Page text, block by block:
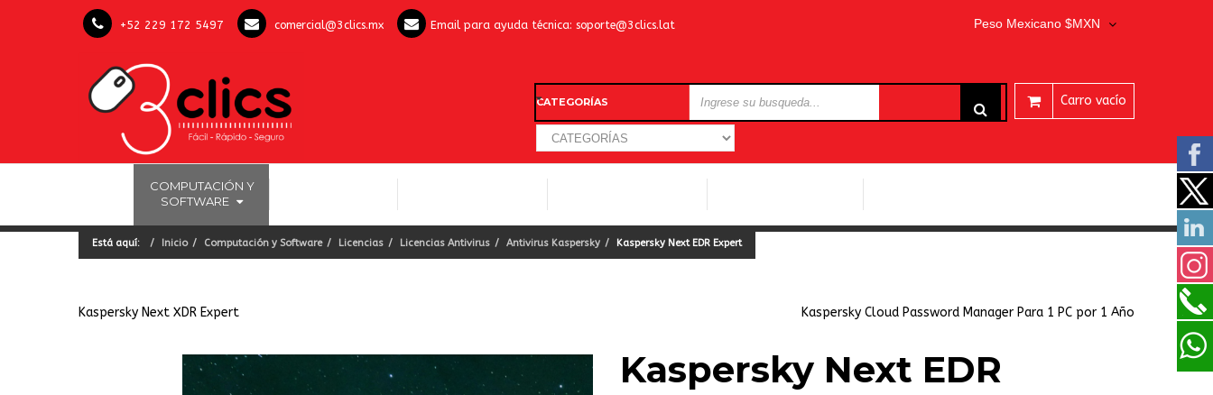
+52 229 172 5497 comercial@3clics.mx Email para ayuda técnica: soporte@3clics.lat Peso Mexicano $MXN
Carro vacío
CATEGORÍAS
COMPUTACIÓN Y
SOFTWARE
Está aquí: Inicio Computación y Software Licencias Licencias Antivirus Antivirus Kaspersky Kaspersky Next EDR Expert
Kaspersky Next XDR Expert Kaspersky Cloud Password Manager Para 1 PC por 1 Año
Kaspersky Next EDR